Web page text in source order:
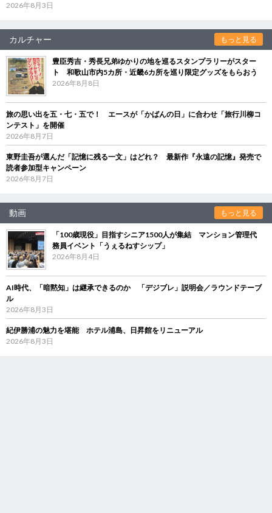
2026年8月3日
カルチャー もっと見る
豊臣秀吉・秀長兄弟ゆかりの地を巡るスタンプラリーがスター
ト 和歌山市内5カ所・近畿6カ所を巡り限定グッズをもらおう
2026年8月8日
旅の思い出を五・七・五で！ エースが「かばんの日」に合わせ「旅行川柳コ
ンテスト」を開催
2026年8月7日
東野圭吾が選んだ「記憶に残る一文」はどれ？ 最新作『永遠の記憶』発売で
読者参加型キャンペーン
2026年8月7日
動画 もっと見る
「100歳現役」目指すシニア1500人が集結 マンション管理代
務員イベント「うぇるねすシップ」
2026年8月4日
AI時代、「暗黙知」は継承できるのか 「デジブレ」説明会／ラウンドテーブ
ル
2026年8月3日
紀伊勝浦の魅力を堪能 ホテル浦島、日昇館をリニューアル
2026年8月3日